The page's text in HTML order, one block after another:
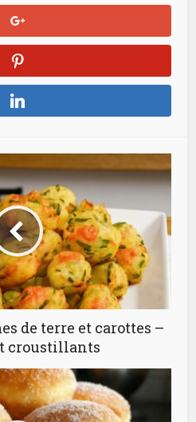
de terre et carottes –
croustillants